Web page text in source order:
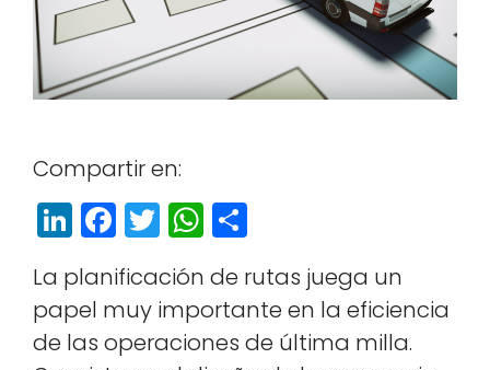
Com­par­tir en:
Li
n
k
e
dI
F
a
c
e
b
T
w
itt
e
r
W
h
a
ts
A
a
r
e
La plan­i­fi­cación de rutas jue­ga un
papel muy impor­tante en la efi­cien­cia
de las opera­ciones de últi­ma mil­la.